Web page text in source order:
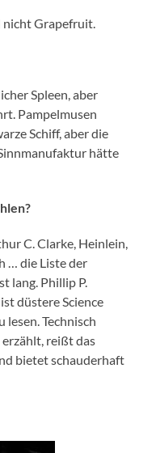
nicht Grapefruit.
Spleen, aber
Pampelmusen
Schiff, aber die
hätte
C. Clarke, Heinlein,
… die Liste der
lang. Phillip P.
düstere Science
lesen. Technisch
reißt das
bietet schauderhaft